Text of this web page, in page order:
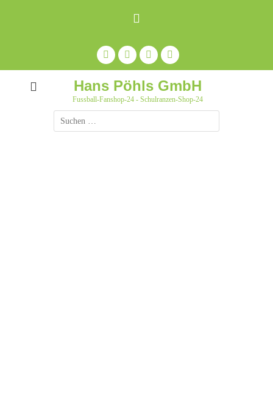
Facebook
Feed
Auf
Pinterest
pinnen
YouTube
Hans Pöhls GmbH
Fussball-Fanshop-24 - Schulranzen-Shop-24
Suche
nach: